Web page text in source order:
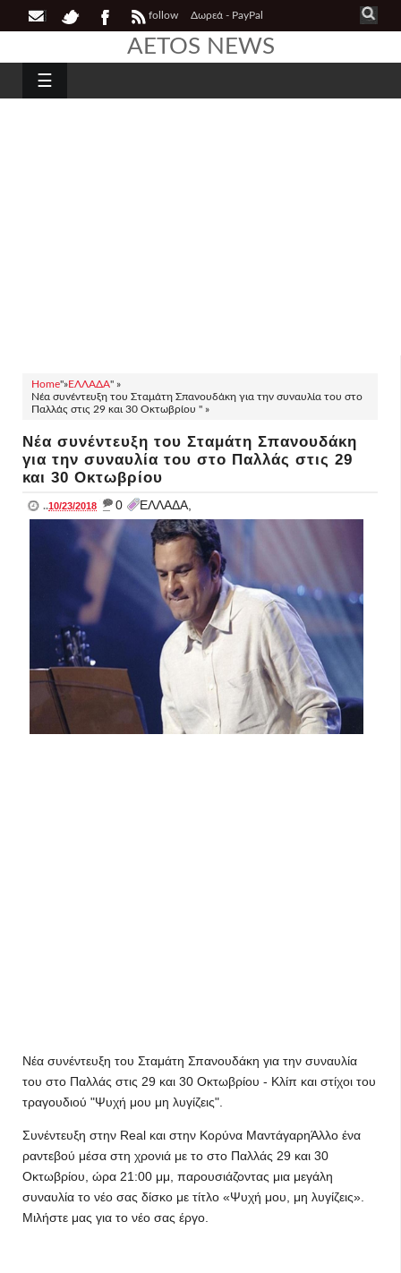
follow Δωρεά - PayPal
AETOS NEWS
☰
Home"»ΕΛΛΑΔΑ" »
Νέα συνέντευξη του Σταμάτη Σπανουδάκη για την συναυλία του στο
Παλλάς στις 29 και 30 Οκτωβρίου " »
Νέα συνέντευξη του Σταμάτη Σπανουδάκη
για την συναυλία του στο Παλλάς στις 29
και 30 Οκτωβρίου
..10/23/2018 _ 0 ΕΛΛΑΔΑ,
Νέα συνέντευξη του Σταμάτη Σπανουδάκη για την συναυλία
του στο Παλλάς στις 29 και 30 Οκτωβρίου - Κλίπ και στίχοι του
τραγουδιού "Ψυχή μου μη λυγίζεις".
Συνέντευξη στην Real και στην Κορύνα ΜαντάγαρηΆλλο ένα
ραντεβού μέσα στη χρονιά με το στο Παλλάς 29 και 30
Οκτωβρίου, ώρα 21:00 μμ, παρουσιάζοντας μια μεγάλη
συναυλία το νέο σας δίσκο με τίτλο «Ψυχή μου, μη λυγίζεις».
Μιλήστε μας για το νέο σας έργο.